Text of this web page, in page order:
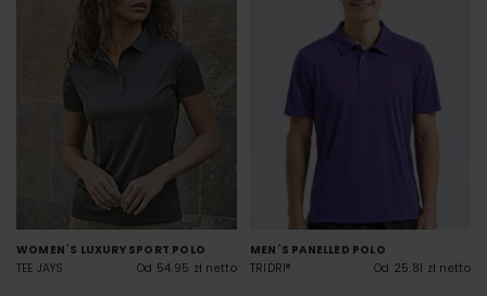
WOMEN´S LUXURY SPORT POLO
TEE JAYS
Od 54.95 zł netto
MEN´S PANELLED POLO
TRIDRI®
Od 25.81 zł netto